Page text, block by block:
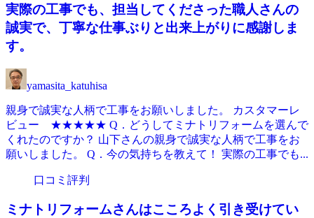
実際の工事でも、担当してくださった職人さんの
誠実で、丁寧な仕事ぶりと出来上がりに感謝しま
す。
yamasita_katuhisa
親身で誠実な人柄で工事をお願いしました。 カスタマーレ
ビュー ★★★★★ Q．どうしてミナトリフォームを選んで
くれたのですか？ 山下さんの親身で誠実な人柄で工事をお
願いしました。 Q．今の気持ちを教えて！ 実際の工事でも...
口コミ評判
ミナトリフォームさんはこころよく引き受けてい